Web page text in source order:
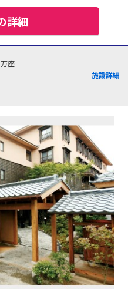
詳細
座
施設詳細